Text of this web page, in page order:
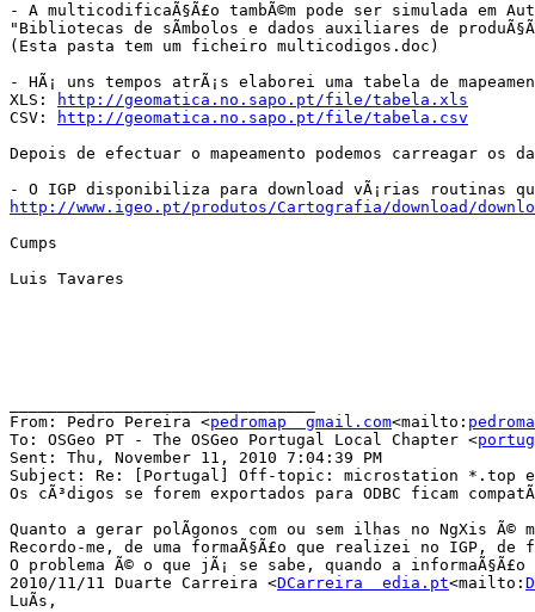
- A multicodificaÃ§Ã£o tambÃ©m pode ser simulada em
"Bibliotecas de sÃ­mbolos e dados auxiliares de
(Esta pasta tem um ficheiro multicodigos.doc)
- HÃ¡ uns tempos atrÃ¡s elaborei uma tabela de
XLS:
http://geomatica.no.sapo.pt/file/tabela.xls
CSV:
http://geomatica.no.sapo.pt/file/tabela.csv
Depois de efectuar o mapeamento podemos carreagar os
http://www.igeo.pt/produtos/Cartografia/download/
Cumps
Luis Tavares
From: Pedro Pereira <pedromap  gmail.com<mailto:
To: OSGeo PT - The OSGeo Portugal Local Chapter <
Sent: Thu, November 11, 2010 7:04:39 PM
Subject: Re: [Portugal] Off-topic: microstation *.top
Os cÃ³digos se forem exportados para ODBC ficam
Quanto a gerar polÃ­gonos com ou sem ilhas no NgXis
Recordo-me, de uma formaÃ§Ã£o que realizei no IGP,
O problema Ã© o que jÃ¡ se sabe, quando a
2010/11/11 Duarte Carreira <DCarreira  edia.pt<mailto:
LuÃ­s,